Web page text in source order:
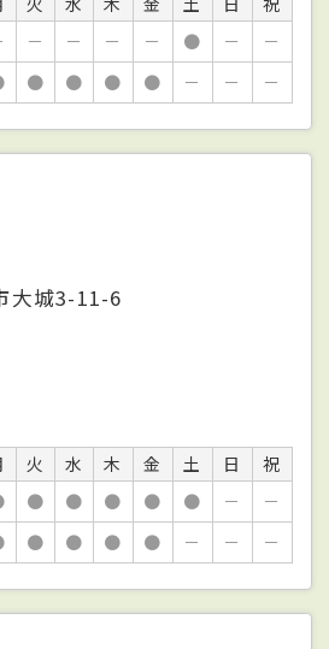
－ － － － ● －
－
● ● ● ● － － －
大城3-11-6
火 水 木 金 土 日
祝
● ● ● ● ● －
－
● ● ● ● － － －